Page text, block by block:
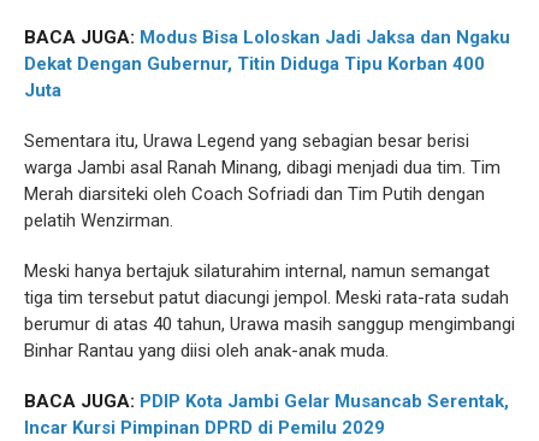
BACA JUGA: Modus Bisa Loloskan Jadi Jaksa dan Ngaku
Dekat Dengan Gubernur, Titin Diduga Tipu Korban 400
Juta
Sementara itu, Urawa Legend yang sebagian besar berisi
warga Jambi asal Ranah Minang, dibagi menjadi dua tim. Tim
Merah diarsiteki oleh Coach Sofriadi dan Tim Putih dengan
pelatih Wenzirman.
Meski hanya bertajuk silaturahim internal, namun semangat
tiga tim tersebut patut diacungi jempol. Meski rata-rata sudah
berumur di atas 40 tahun, Urawa masih sanggup mengimbangi
Binhar Rantau yang diisi oleh anak-anak muda.
BACA JUGA: PDIP Kota Jambi Gelar Musancab Serentak,
Incar Kursi Pimpinan DPRD di Pemilu 2029